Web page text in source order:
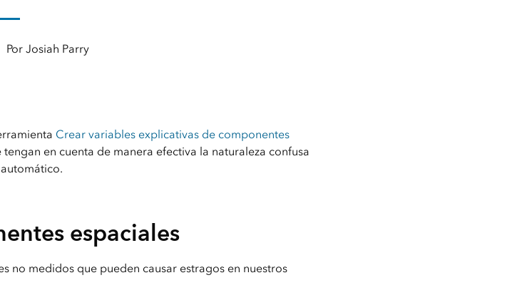
Por Josiah Parry
Crear variables explicativas de componentes
en cuenta de manera efectiva la naturaleza confusa
espaciales
no medidos que pueden causar estragos en nuestros